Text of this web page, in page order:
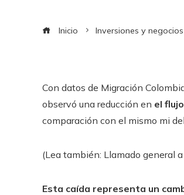
Inicio Inversiones y negocios
Con datos de Migración
observó una reducción en el
comparación con el mismo mi
(Lea también: Llamado general
Esta caída representa un